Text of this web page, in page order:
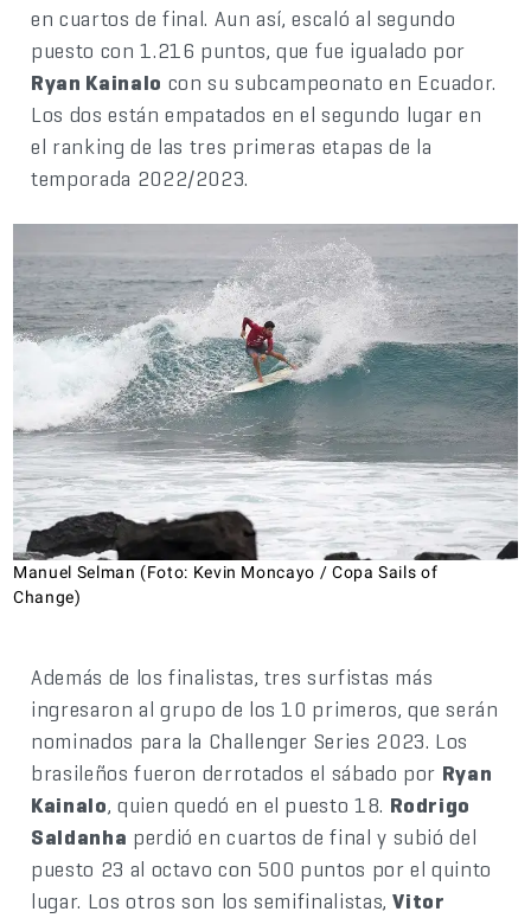
en cuartos de final. Aun así, escaló al segundo
puesto con 1.216 puntos, que fue igualado por
Ryan Kainalo con su subcampeonato en Ecuador.
Los dos están empatados en el segundo lugar en
el ranking de las tres primeras etapas de la
temporada 2022/2023.
Manuel Selman (Foto: Kevin Moncayo / Copa Sails of
Change)
Además de los finalistas, tres surfistas más
ingresaron al grupo de los 10 primeros, que serán
nominados para la Challenger Series 2023. Los
brasileños fueron derrotados el sábado por Ryan
Kainalo, quien quedó en el puesto 18. Rodrigo
Saldanha perdió en cuartos de final y subió del
puesto 23 al octavo con 500 puntos por el quinto
lugar. Los otros son los semifinalistas,Vitor